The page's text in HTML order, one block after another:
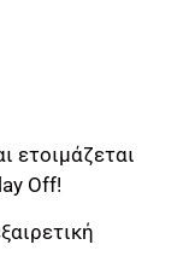
ετοιμάζεται
Off!